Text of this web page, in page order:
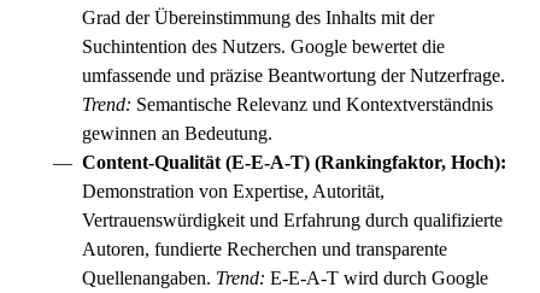
Grad der Übereinstimmung des Inhalts mit der
Suchintention des Nutzers. Google bewertet die
umfassende und präzise Beantwortung der Nutzerfrage.
Trend: Semantische Relevanz und Kontextverständnis
gewinnen an Bedeutung.
Content-Qualität (E-E-A-T) (Rankingfaktor, Hoch):
Demonstration von Expertise, Autorität,
Vertrauenswürdigkeit und Erfahrung durch qualifizierte
Autoren, fundierte Recherchen und transparente
Quellenangaben. Trend: E-E-A-T wird durch Google